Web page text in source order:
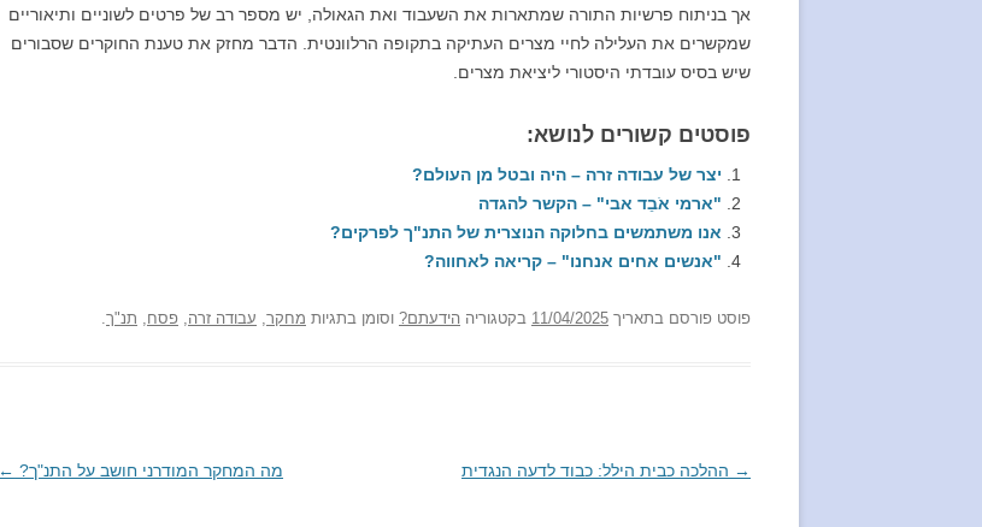
אך בניתוח פרשיות התורה שמתארות את השעבוד ואת הגאולה, יש מספר רב של פרטים לשוניים ותיאוריים
שמקשרים את העלילה לחיי מצרים העתיקה בתקופה הרלוונטית. הדבר מחזק את טענת החוקרים שסבורים
שיש בסיס עובדתי היסטורי ליציאת מצרים.
פוסטים קשורים לנושא:
יצר של עבודה זרה – היה ובטל מן העולם?
"ארמי אֹבֵד אבי" – הקשר להגדה
אנו משתמשים בחלוקה הנוצרית של התנ"ך לפרקים?
"אנשים אחים אנחנו" – קריאה לאחווה?
פוסט פורסם בתאריך 11/04/2025 בקטגוריה הידעתם? וסומן בתגיות מחקר, עבודה זרה, פסח, תנ"ך.
ניווט
→ ההלכה כבית הילל: כבוד לדעה הנגדית מה המחקר המודרני חושב על התנ"ך? ←